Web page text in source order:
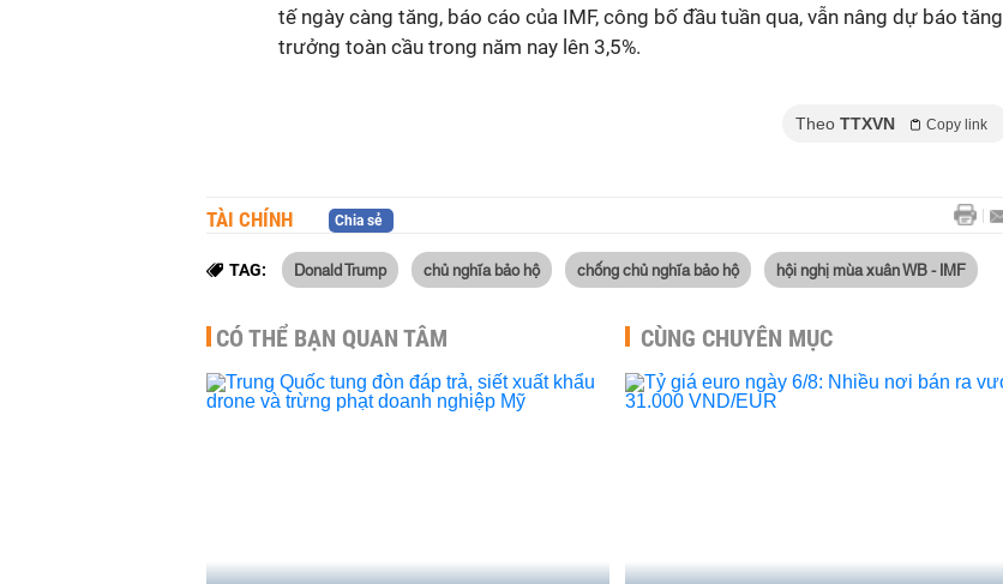
tế ngày càng tăng, báo cáo của IMF, công bố đầu tuần qua, vẫn nâng dự báo tăng
trưởng toàn cầu trong năm nay lên 3,5%.
Theo TTXVN Copy link
TÀI CHÍNH Chia sẻ
TAG: Donald Trump chủ nghĩa bảo hộ chống chủ nghĩa bảo hộ hội nghị mùa xuân WB - IMF
CÓ THỂ BẠN QUAN TÂM CÙNG CHUYÊN MỤC